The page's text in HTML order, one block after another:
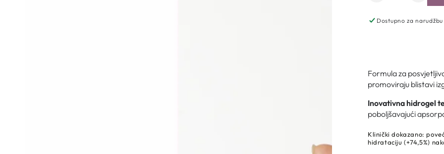
Dostupno za narudžbu
Formula za
promoviraju blistavi
Inovativna hidrogel
poboljšavajući
Klinički dokazano:
hidrataciju (+74,5%)